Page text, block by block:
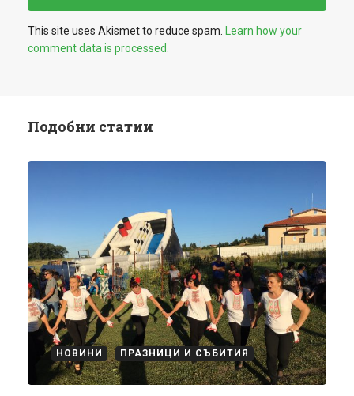
This site uses Akismet to reduce spam. Learn how your
comment data is processed.
Подобни статии
НОВИНИ ПРАЗНИЦИ И СЪБИТИЯ